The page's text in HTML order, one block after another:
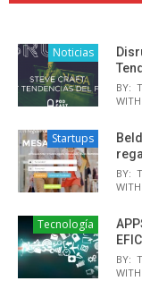
Noticias
BY:
WITH:
Startups
BY:
WITH:
Tecnología
BY:
WITH: